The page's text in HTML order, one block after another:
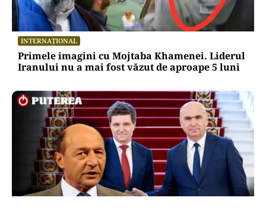
INTERNAȚIONAL
Primele imagini cu Mojtaba Khamenei. Liderul
Iranului nu a mai fost văzut de aproape 5 luni